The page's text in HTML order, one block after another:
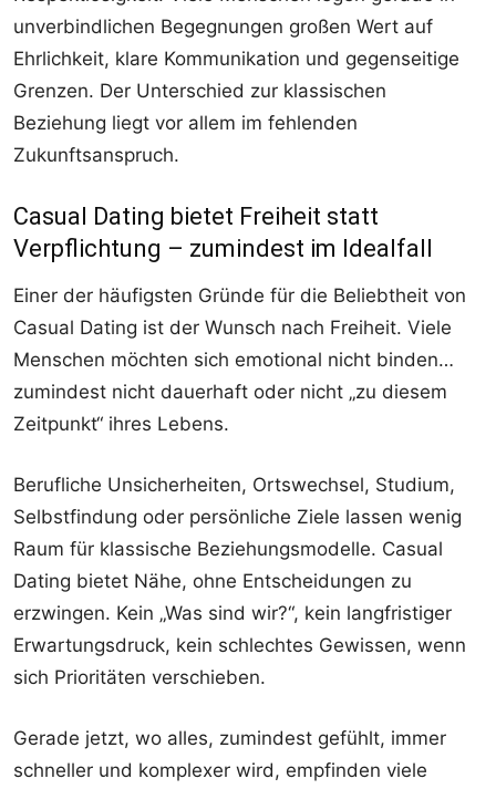
unverbindlichen Begegnungen großen Wert auf
Ehrlichkeit, klare Kommunikation und gegenseitige
Grenzen. Der Unterschied zur klassischen
Beziehung liegt vor allem im fehlenden
Zukunftsanspruch.
Casual Dating bietet Freiheit statt
Verpflichtung – zumindest im Idealfall
Einer der häufigsten Gründe für die Beliebtheit von
Casual Dating ist der Wunsch nach Freiheit. Viele
Menschen möchten sich emotional nicht binden…
zumindest nicht dauerhaft oder nicht „zu diesem
Zeitpunkt“ ihres Lebens.
Berufliche Unsicherheiten, Ortswechsel, Studium,
Selbstfindung oder persönliche Ziele lassen wenig
Raum für klassische Beziehungsmodelle. Casual
Dating bietet Nähe, ohne Entscheidungen zu
erzwingen. Kein „Was sind wir?“, kein langfristiger
Erwartungsdruck, kein schlechtes Gewissen, wenn
sich Prioritäten verschieben.
Gerade jetzt, wo alles, zumindest gefühlt, immer
schneller und komplexer wird, empfinden viele